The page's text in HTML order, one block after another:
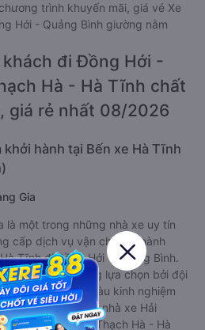
trình khuyến mãi, giá vé Xe
Hới - Quảng Bình giường nằm
khách đi Đồng Hới -
Hà - Hà Tĩnh chất
giá rẻ nhất 08/2026
khởi hành tại Bến xe Hà Tĩnh
Gia
là một trong những nhà xe uy tín
cấp dịch vụ vận chuyển hành
Tĩnh đi Đồng Hới - Quảng Bình.
hàng tin tưởng lựa chọn bởi đội
tình, tài xế giàu kinh nghiệm
cao. Dàn xe của nhà xe Hải
- Quảng Bình từ Thạch Hà - Hà